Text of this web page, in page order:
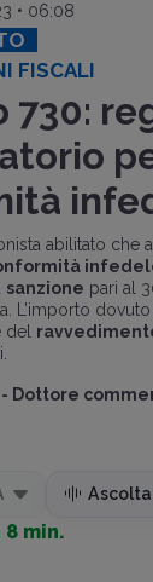
• 06:08
FISCALI
730:
abilitato che
sanzione pari al
L’importo
del
- Dottore
8 min.